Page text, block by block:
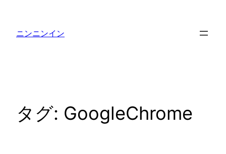
ニンニンイン
タグ: GoogleChrome